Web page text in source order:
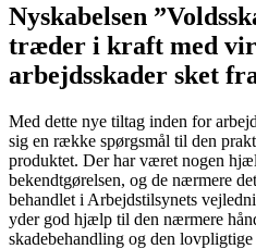
Nyskabelsen
træder i kraft med
arbejdsskader sket
Med dette nye tiltag inden for
sig en række spørgsmål til den
produktet. Der har været nogen
bekendtgørelsen, og de nærmere
behandlet i Arbejdstilsynets
yder god hjælp til den nærmere
skadebehandling og den